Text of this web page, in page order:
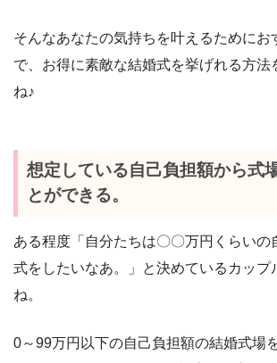
そんなあなたの気持ちを叶えるためにお
で、お得に素敵な結婚式を挙げれる方法
ね♪
想定している自己負担額から式
とができる。
ある程度「自分たちは〇〇万円くらいの
式をしたいなあ。」と決めているカップ
ね。
0～99万円以下の自己負担額の結婚式場